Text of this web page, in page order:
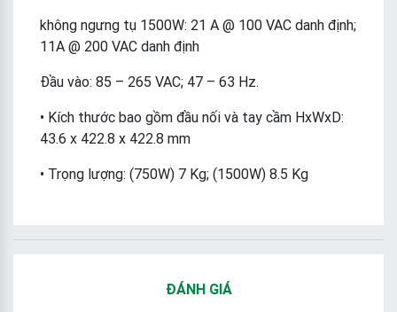
không ngưng tụ 1500W: 21 A @ 100 VAC danh định;
11A @ 200 VAC danh định
Đầu vào: 85 – 265 VAC; 47 – 63 Hz.
• Kích thước bao gồm đầu nối và tay cầm HxWxD:
43.6 x 422.8 x 422.8 mm
• Trọng lượng: (750W) 7 Kg; (1500W) 8.5 Kg
ĐÁNH GIÁ